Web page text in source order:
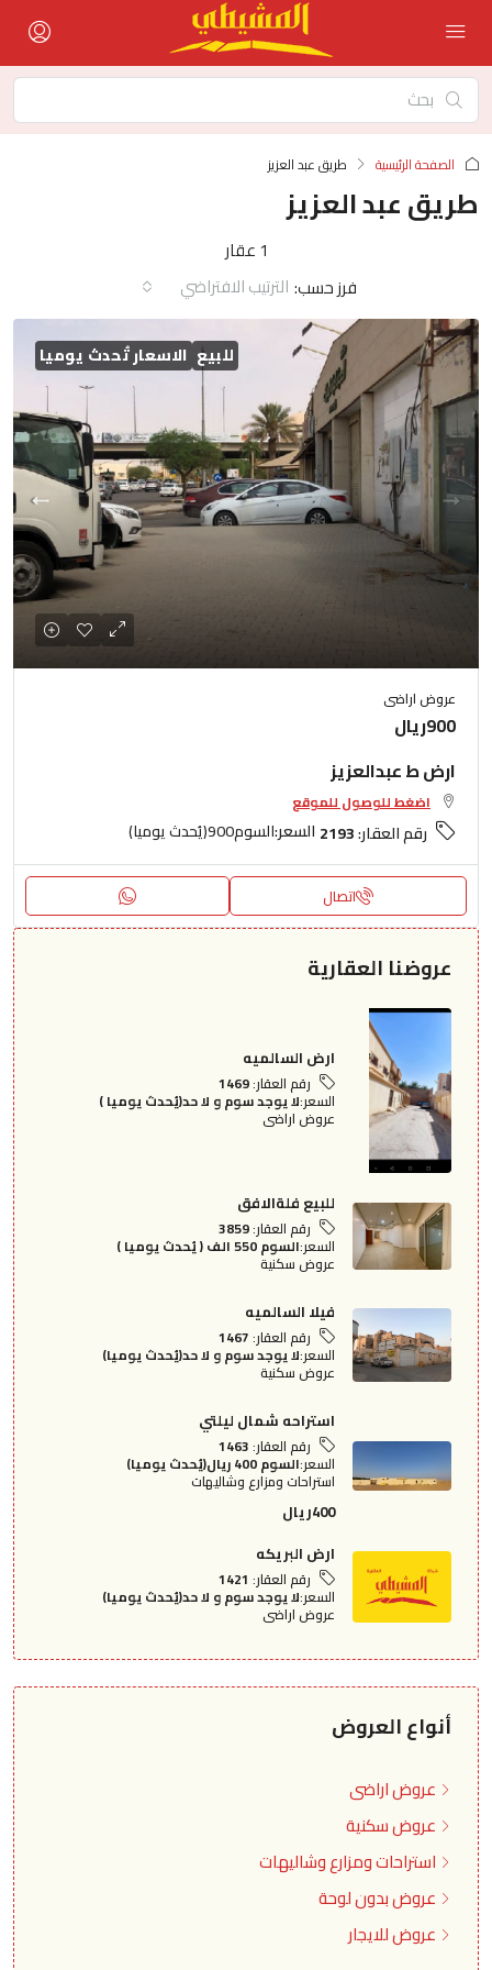
الصفحة الرئيسية طريق عبد العزيز
طريق عبد العزيز
1 عقار
فرز حسب: الترتيب الافتراضي
للبيع الاسعار تُحدث يوميا
عروض اراضى
900ريال
ارض ط عبدالعزيز
اضغط للوصول للموقع
رقم العقار:2193 السعر:السوم900(يُحدث يوميا)
اتصال
عروضنا العقارية
ارض السالميه
رقم العقار:1469
السعر:لا يوجد سوم و لا حد(يُحدث يوميا )
عروض اراضى
للبيع فلةالافق
رقم العقار:3859
السعر:السوم 550 الف ( يُحدث يوميا )
عروض سكنية
فيلا السالميه
رقم العقار:1467
السعر:لا يوجد سوم و لا حد(يُحدث يوميا)
عروض سكنية
استراحه شمال ليلتي
رقم العقار:1463
السعر:السوم 400 ريال(يُحدث يوميا)
استراحات ومزارع وشاليهات
400ريال
ارض البريكه
رقم العقار: 1421
السعر:لا يوجد سوم و لا حد(يُحدث يوميا)
عروض اراضى
أنواع العروض
عروض اراضى
عروض سكنية
استراحات ومزارع وشاليهات
عروض بدون لوحة
عروض للايجار